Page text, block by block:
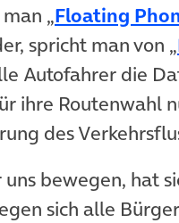
„Floating
spricht man von „
Autofahrer die
ihre Routenwahl
des
bewegen, hat
sich alle